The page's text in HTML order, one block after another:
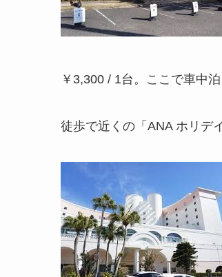
￥3,300 / 1台。ここで車中泊
徒歩で近くの「ANA ホリデ